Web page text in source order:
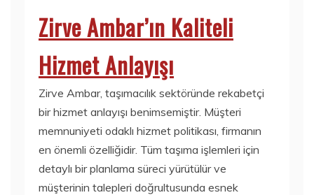
Zirve Ambar’ın Kaliteli
Hizmet Anlayışı
Zirve Ambar, taşımacılık sektöründe rekabetçi
bir hizmet anlayışı benimsemiştir. Müşteri
memnuniyeti odaklı hizmet politikası, firmanın
en önemli özelliğidir. Tüm taşıma işlemleri için
detaylı bir planlama süreci yürütülür ve
müşterinin talepleri doğrultusunda esnek